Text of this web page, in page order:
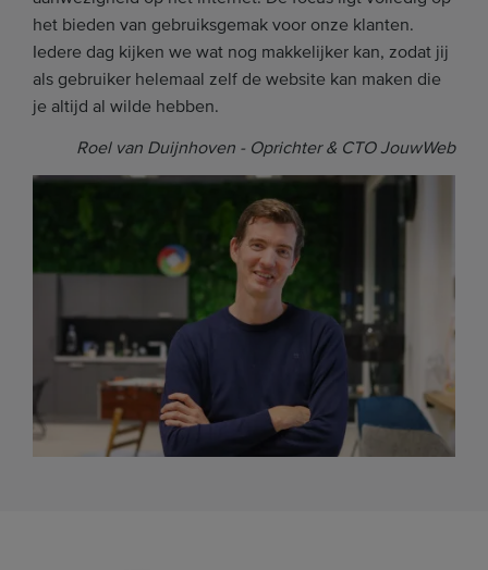
het bieden van gebruiksgemak voor onze klanten.
Iedere dag kijken we wat nog makkelijker kan, zodat jij
als gebruiker helemaal zelf de website kan maken die
je altijd al wilde hebben.
Roel van Duijnhoven - Oprichter & CTO JouwWeb